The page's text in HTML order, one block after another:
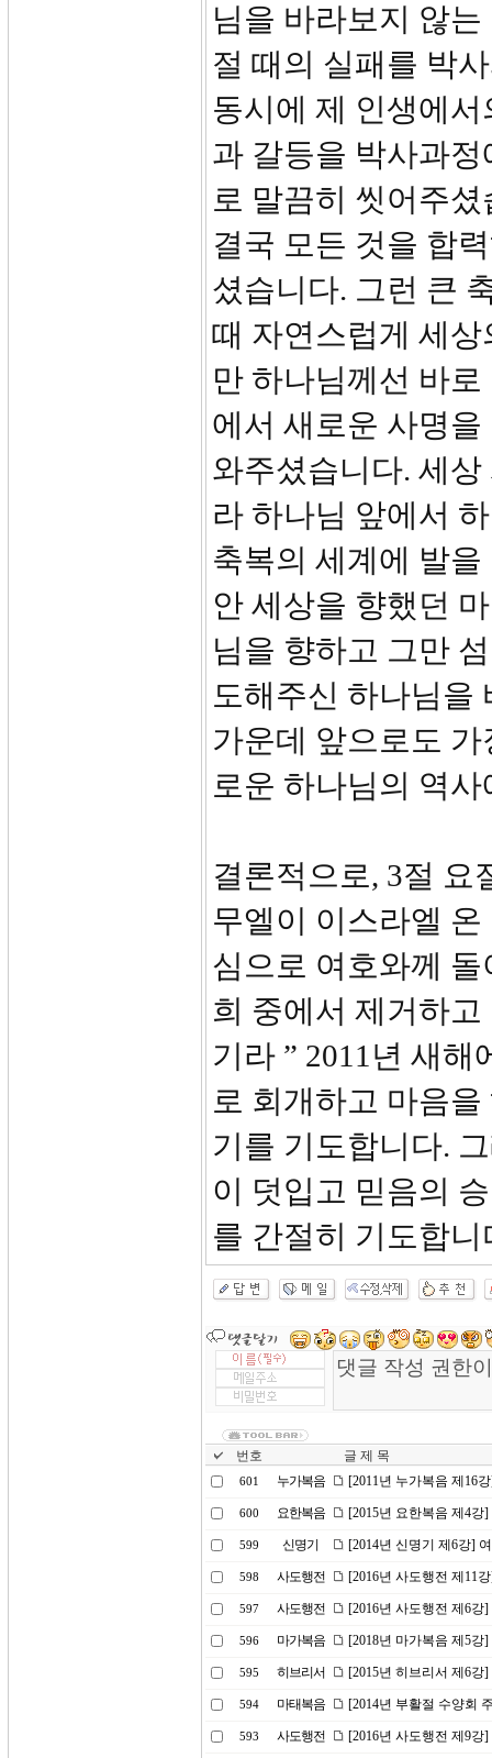
님을 바라보지 않
절 때의 실패를 박
동시에 제 인생에
과 갈등을 박사과
로 말끔히 씻어주
결국 모든 것을 합
셨습니다. 그런 큰
때 자연스럽게 세
만 하나님께선 바
에서 새로운 사명
와주셨습니다. 세
라 하나님 앞에서
축복의 세계에 발
안 세상을 향했던
님을 향하고 그만
도해주신 하나님을
가운데 앞으로도
로운 하나님의 역
결론적으로, 3절 요
무엘이 이스라엘
심으로 여호와께
희 중에서 제거하
기라 ” 2011년 새
로 회개하고 마음
기를 기도합니다.
이 덧입고 믿음의
를 간절히 기도합니
번호 글 제 목
601 누가복음 [2011년 누가복음 제16
600 요한복음 [2015년 요한복음 제4강
599 신명기 [2014년 신명기 제6강]
598 사도행전 [2016년 사도행전 제11
597 사도행전 [2016년 사도행전 제6
596 마가복음 [2018년 마가복음 제5강
595 히브리서 [2015년 히브리서 제6강
594 마태복음 [2014년 부활절 수양회
593 사도행전 [2016년 사도행전 제9강